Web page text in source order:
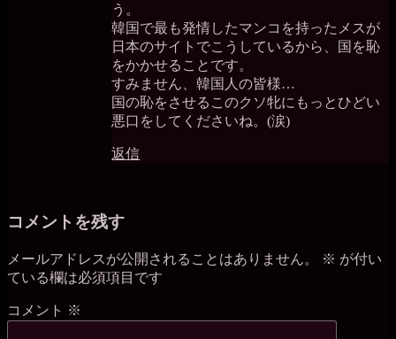
う。
韓国で最も発情したマンコを持ったメスが
日本のサイトでこうしているから、国を恥
をかかせることです。
すみません、韓国人の皆様…
国の恥をさせるこのクソ牝にもっとひどい
悪口をしてくださいね。(涙)
返信
コメントを残す
メールアドレスが公開されることはありません。 ※ が付い
ている欄は必須項目です
コメント ※